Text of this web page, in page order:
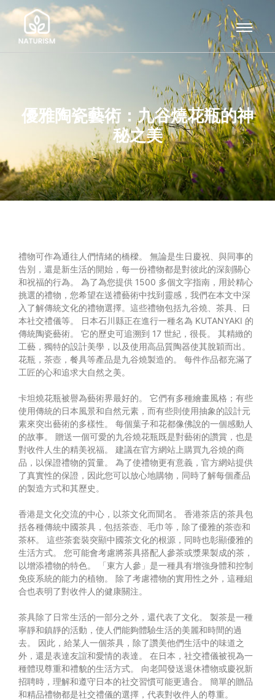
優雅陶瓷藝術：九谷燒花瓶的神
秘之美
禮物可作為通往人們情緒的橋樑。 無論是生日慶祝、與同事的
告別，還是新生活的開始，每一份禮物都是對彼此的深刻關心
和祝福的行為。 為了為您提供 1500 多個文字指南，用於精心
挑選的禮物，您希望在送禮藝術中找到靈感，我們在本文中深
入了解傳統文化的禮物選擇。這些禮物包括九谷燒、茶具、日
本社交禮儀等。 日本石川縣正在進行一種名為 KUTANYAKI 的
傳統陶瓷藝術。 它的歷史可追溯到 17 世紀，很長。 其精緻的
工藝，獨特的設計美學，以及使用高品質陶器使其脫穎而出。
花瓶，茶壺，餐具等產品是九谷燒製造的。 每件作品都充滿了
工匠的心和追求大自然之美。
卡坦燒花瓶被譽為藝術界最好的。 它們有多種繪畫風格；有些
使用傳統的日本風景和自然元素，而有些則使用抽象的設計元
素來突出藝術的多樣性。 每個葉子和花都像佛說的一個感動人
的故事。 贈送一個可愛的九谷燒花瓶既是對藝術的讚賞，也是
對收件人生的精美祝福。 建議在官方網站上購買九谷燒的商
品，以保證禮物的質量。 為了使禮物更有意義，官方網站提供
了真實性的保證，因此您可以放心地購物，同時了解每個產品
的製造方式和其歷史。
香港是文化交流的中心，以茶文化而聞名。 香港茶店的茶具包
括各種傳統中國茶具，包括茶壺、毛巾等，除了優雅的茶壺和
茶杯。 這些茶套裝突顯中國茶文化的根源，同時也彰顯優雅的
生活方式。 您可能會考慮將茶具搭配人參茶或漿果製成的茶，
以增添禮物的特色。 「東方人參」是一種具有增強身體和控制
免疫系統的能力的植物。 除了考慮禮物的實用性之外，這種組
合也表明了對收件人的健康關注。
茶具除了日常生活的一部分之外，還代表了文化。 製茶是一種
寧靜和鎮靜的活動，使人們能夠體驗生活的美麗和時間的過
去。 因此，給某人一個茶具，除了讚美他們生活中的味道之
外，還是表達友誼和愛情的表達。 在日本，社交禮儀被視為一
種體現尊重和禮貌的生活方式。 向老闆發送退休禮物或慶祝新
招聘時，理解和遵守日本的社交習慣可能更適合。 簡單的贈品
和精品禮物都是社交禮儀的選擇，代表對收件人的尊重。